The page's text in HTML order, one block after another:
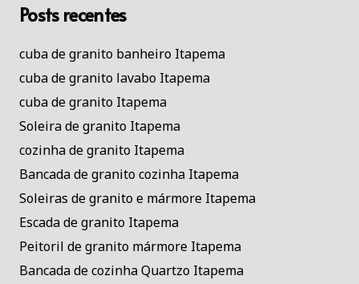
Posts recentes
cuba de granito banheiro Itapema
cuba de granito lavabo Itapema
cuba de granito Itapema
Soleira de granito Itapema
cozinha de granito Itapema
Bancada de granito cozinha Itapema
Soleiras de granito e mármore Itapema
Escada de granito Itapema
Peitoril de granito mármore Itapema
Bancada de cozinha Quartzo Itapema